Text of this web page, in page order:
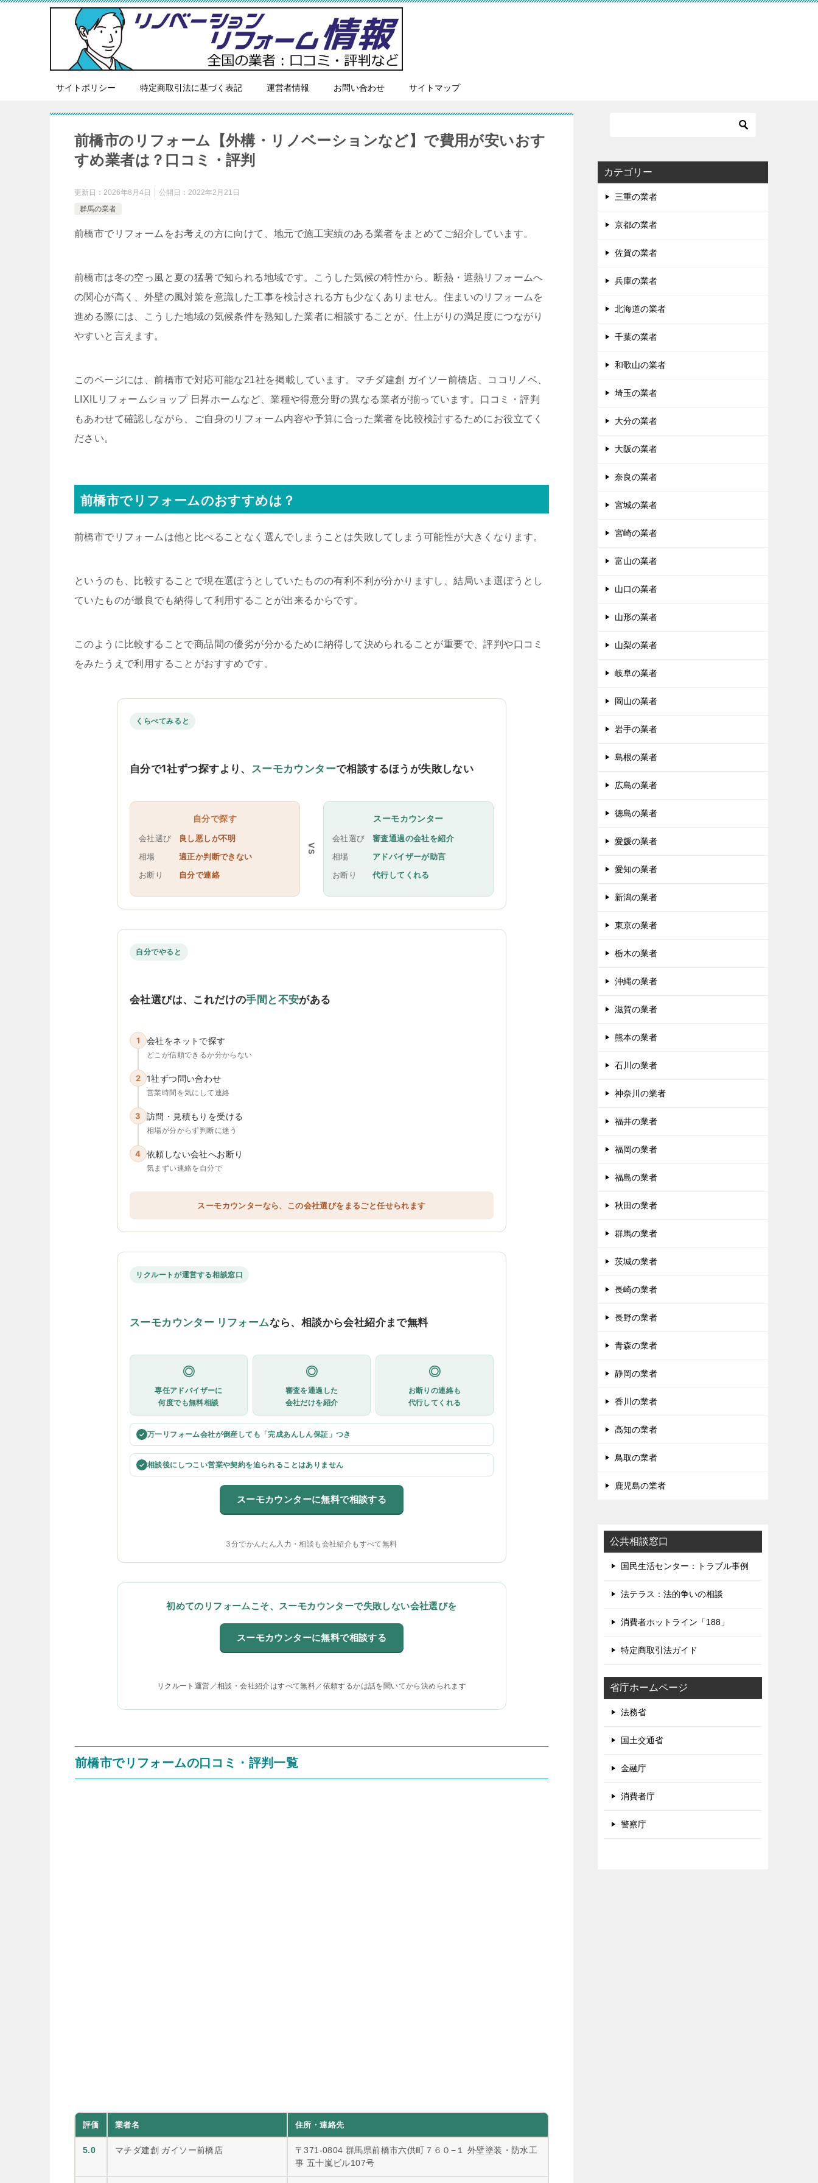
サイトポリシー 特定商取引法に基づく表記 運営者情報 お問い合わせ サイトマップ
前橋市のリフォーム【外構・リノベーションなど】で費用が安いおす
すめ業者は？口コミ・評判
更新日： 2026年8月4日 公開日： 2022年2月21日
群馬の業者
前橋市でリフォームをお考えの方に向けて、地元で施工実績のある業者をまとめてご紹介しています。
前橋市は冬の空っ風と夏の猛暑で知られる地域です。こうした気候の特性から、断熱・遮熱リフォームへ
の関心が高く、外壁の風対策を意識した工事を検討される方も少なくありません。住まいのリフォームを
進める際には、こうした地域の気候条件を熟知した業者に相談することが、仕上がりの満足度につながり
やすいと言えます。
このページには、前橋市で対応可能な21社を掲載しています。マチダ建創 ガイソー前橋店、ココリノベ、
LIXILリフォームショップ 日昇ホームなど、業種や得意分野の異なる業者が揃っています。口コミ・評判
もあわせて確認しながら、ご自身のリフォーム内容や予算に合った業者を比較検討するためにお役立てく
ださい。
前橋市でリフォームのおすすめは？
前橋市でリフォームは他と比べることなく選んでしまうことは失敗してしまう可能性が大きくなります。
というのも、比較することで現在選ぼうとしていたものの有利不利が分かりますし、結局いま選ぼうとし
ていたものが最良でも納得して利用することが出来るからです。
このように比較することで商品間の優劣が分かるために納得して決められることが重要で、評判や口コミ
をみたうえで利用することがおすすめです。
くらべてみると
自分で1社ずつ探すより、 スーモカウンターで相談するほうが失敗しない
自分で探す
会社選び
良し悪しが不明
相場
適正か判断できない
お断り
自分で連絡
VS
スーモカウンター
会社選び
審査通過の会社を紹介
相場
アドバイザーが助言
お断り
代行してくれる
自分でやると
会社選びは、これだけの手間と不安がある
1 会社をネットで探す
どこが信頼できるか分からない
2 1社ずつ問い合わせ
営業時間を気にして連絡
3 訪問・見積もりを受ける
相場が分からず判断に迷う
4 依頼しない会社へお断り
気まずい連絡を自分で
スーモカウンターなら、この会社選びをまるごと任せられます
リクルートが運営する相談窓口
スーモカウンター リフォームなら、相談から会社紹介まで無料
◎
専任アドバイザーに
何度でも無料相談
◎
審査を通過した
会社だけを紹介
◎
お断りの連絡も
代行してくれる
✓ 万一リフォーム会社が倒産しても「完成あんしん保証」つき
✓ 相談後にしつこい営業や契約を迫られることはありません
スーモカウンターに無料で相談する
3分でかんたん入力・相談も会社紹介もすべて無料
初めてのリフォームこそ、スーモカウンターで失敗しない会社選びを
スーモカウンターに無料で相談する
リクルート運営／相談・会社紹介はすべて無料／依頼するかは話を聞いてから決められます
前橋市でリフォームの口コミ・評判一覧
評価 業者名 住所・連絡先
5.0 マチダ建創 ガイソー前橋店
〒371-0804 群馬県前橋市六供町７６０−１ 外壁塗装・防水工
事 五十嵐ビル107号
カテゴリー
三重の業者
京都の業者
佐賀の業者
兵庫の業者
北海道の業者
千葉の業者
和歌山の業者
埼玉の業者
大分の業者
大阪の業者
奈良の業者
宮城の業者
宮崎の業者
富山の業者
山口の業者
山形の業者
山梨の業者
岐阜の業者
岡山の業者
岩手の業者
島根の業者
広島の業者
徳島の業者
愛媛の業者
愛知の業者
新潟の業者
東京の業者
栃木の業者
沖縄の業者
滋賀の業者
熊本の業者
石川の業者
神奈川の業者
福井の業者
福岡の業者
福島の業者
秋田の業者
群馬の業者
茨城の業者
長崎の業者
長野の業者
青森の業者
静岡の業者
香川の業者
高知の業者
鳥取の業者
鹿児島の業者
公共相談窓口
国民生活センター：トラブル事例
法テラス：法的争いの相談
消費者ホットライン「188」
特定商取引法ガイド
省庁ホームページ
法務省
国土交通省
金融庁
消費者庁
警察庁